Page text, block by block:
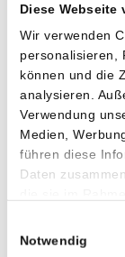
Diese Webseite
Wir verwenden
personalisieren,
können und die
analysieren.
Verwendung
Medien,
führen diese
Daten
Notwendig
keinen
fallen könne.
Händler auf der
vorerst deutlich
zwischen
als wichtigstes
Partnerinhalt